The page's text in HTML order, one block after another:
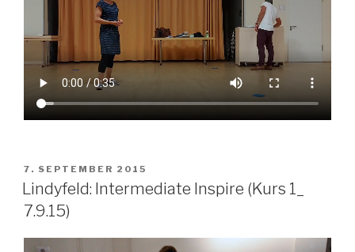
VERÖFFENTLICHT
AM
7. SEPTEMBER 2015
Lindyfeld: Intermediate Inspire (Kurs 1_
7.9.15)